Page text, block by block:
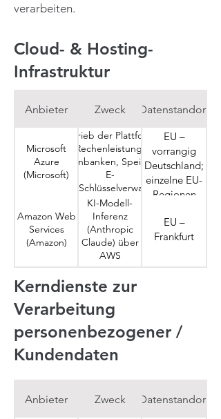
verarbeiten.
Cloud- & Hosting-
Infrastruktur
Anbieter Zweck Datenstandort
Microsoft
Azure
(Microsoft)
Betrieb der Plattform:
Rechenleistung,
Datenbanken, Speicher,
E-
Mail-/Schlüsselverwaltung
sowie KI-Dienste (Chat,
Embeddings, Speech-to-
Text, Sprache)
EU –
vorrangig
Deutschland;
einzelne EU-
Regionen
Schweden
Amazon Web
Services
(Amazon)
KI-Modell-
Inferenz
(Anthropic
Claude) über
AWS
Bedrock
EU –
Frankfurt
FortiWeb
(Fortinet)
Application
(WAF)
Kerndienste zur
Verarbeitung
personenbezogener /
Kundendaten
Anbieter Zweck Datenstandort